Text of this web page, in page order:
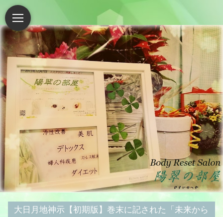
大日月地神示【初期版】巻末に記された「未来から